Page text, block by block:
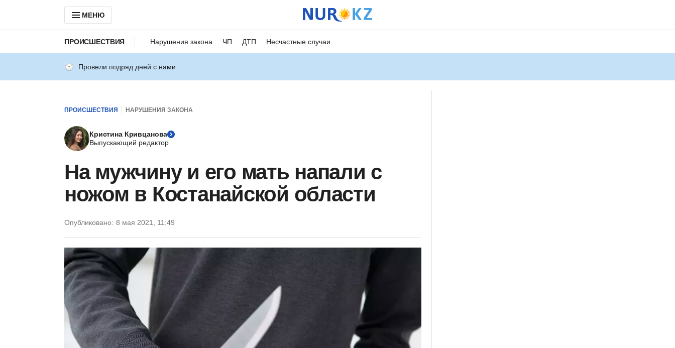
МЕНЮ
ПРОИСШЕСТВИЯ Нарушения закона ЧП ДТП Несчастные случаи
Провели подряд дней с нами
ПРОИСШЕСТВИЯ НАРУШЕНИЯ ЗАКОНА
Кристина Кривцанова
Выпускающий редактор
На мужчину и его мать напали с
ножом в Костанайской области
Опубликовано: 8 мая 2021, 11:49